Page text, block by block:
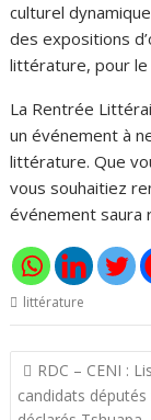
culturel
des expositions
littérature, pour le
La Rentrée
un événement à
littérature. Que
vous souhaitiez
événement
littérature
Navigation
de
RDC – CENI :
candidats